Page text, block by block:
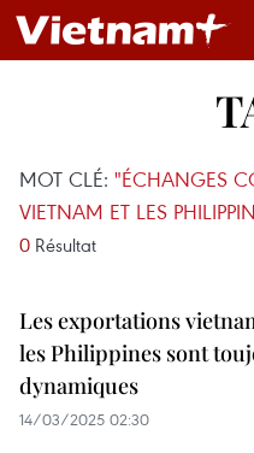
MOT CLÉ: "ÉCHANGES
VIETNAM ET LES
0 Résultat
Les exportations
les Philippines sont
dynamiques
14/03/2025 02:30